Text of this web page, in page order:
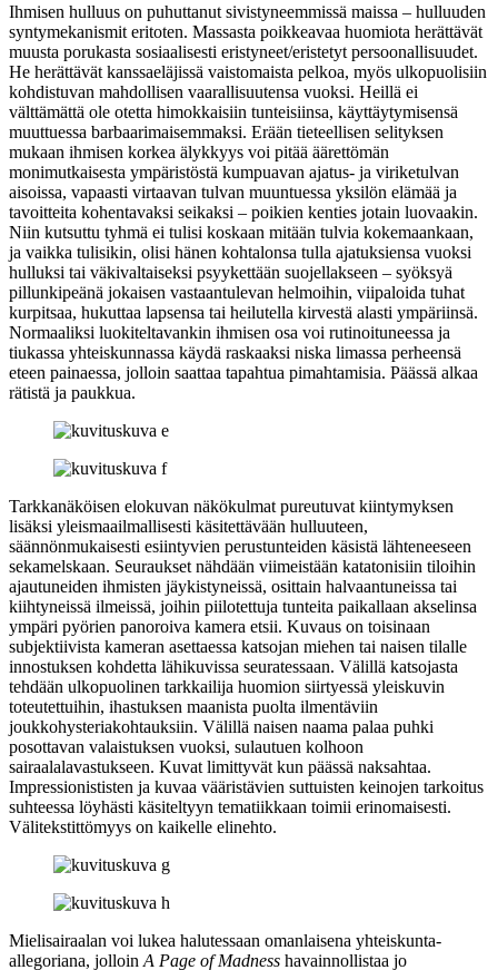
Ihmisen hulluus on puhuttanut sivistyneemmissä maissa – hulluuden
syntymekanismit eritoten. Massasta poikkeavaa huomiota herättävät
muusta porukasta sosiaalisesti eristyneet/eristetyt persoonallisuudet.
He herättävät kanssaeläjissä vaistomaista pelkoa, myös ulkopuolisiin
kohdistuvan mahdollisen vaarallisuutensa vuoksi. Heillä ei
välttämättä ole otetta himokkaisiin tunteisiinsa, käyttäytymisensä
muuttuessa barbaarimaisemmaksi. Erään tieteellisen selityksen
mukaan ihmisen korkea älykkyys voi pitää äärettömän
monimutkaisesta ympäristöstä kumpuavan ajatus‑ ja viriketulvan
aisoissa, vapaasti virtaavan tulvan muuntuessa yksilön elämää ja
tavoitteita kohentavaksi seikaksi – poikien kenties jotain luovaakin.
Niin kutsuttu tyhmä ei tulisi koskaan mitään tulvia kokemaankaan,
ja vaikka tulisikin, olisi hänen kohtalonsa tulla ajatuksiensa vuoksi
hulluksi tai väkivaltaiseksi psyykettään suojellakseen – syöksyä
pillunkipeänä jokaisen vastaantulevan helmoihin, viipaloida tuhat
kurpitsaa, hukuttaa lapsensa tai heilutella kirvestä alasti ympäriinsä.
Normaaliksi luokiteltavankin ihmisen osa voi rutinoituneessa ja
tiukassa yhteiskunnassa käydä raskaaksi niska limassa perheensä
eteen painaessa, jolloin saattaa tapahtua pimahtamisia. Päässä alkaa
rätistä ja paukkua.
Tarkkanäköisen elokuvan näkökulmat pureutuvat kiintymyksen
lisäksi yleismaailmallisesti käsitettävään hulluuteen,
säännönmukaisesti esiintyvien perustunteiden käsistä lähteneeseen
sekamelskaan. Seuraukset nähdään viimeistään katatonisiin tiloihin
ajautuneiden ihmisten jäykistyneissä, osittain halvaantuneissa tai
kiihtyneissä ilmeissä, joihin piilotettuja tunteita paikallaan akselinsa
ympäri pyörien panoroiva kamera etsii. Kuvaus on toisinaan
subjektiivista kameran asettaessa katsojan miehen tai naisen tilalle
innostuksen kohdetta lähikuvissa seuratessaan. Välillä katsojasta
tehdään ulkopuolinen tarkkailija huomion siirtyessä yleiskuvin
toteutettuihin, ihastuksen maanista puolta ilmentäviin
joukkohysteriakohtauksiin. Välillä naisen naama palaa puhki
posottavan valaistuksen vuoksi, sulautuen kolhoon
sairaalalavastukseen. Kuvat limittyvät kun päässä naksahtaa.
Impressionististen ja kuvaa vääristävien suttuisten keinojen tarkoitus
suhteessa löyhästi käsiteltyyn tematiikkaan toimii erinomaisesti.
Välitekstittömyys on kaikelle elinehto.
Mielisairaalan voi lukea halutessaan omanlaisena yhteiskunta-
allegoriana, jolloin A Page of Madness havainnollistaa jo